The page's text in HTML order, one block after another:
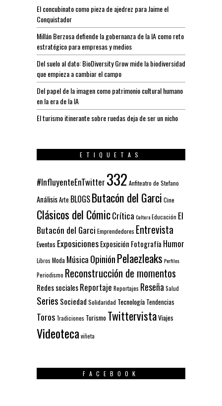
El concubinato como pieza de ajedrez para Jaime el
Conquistador
Millán Berzosa defiende la gobernanza de la IA como reto
estratégico para empresas y medios
Del suelo al dato: BioDiversity Grow mide la biodiversidad
que empieza a cambiar el campo
Del papel de la imagen como patrimonio cultural humano
en la era de la IA
El turismo itinerante sobre ruedas deja de ser un nicho
ETIQUETAS
#InfluyenteEnTwitter 332 Anfiteatro de Stefano
AnálisisArte BLOGSButacón del Garci Cine
Clásicos del CómicCrítica CulturaEducación El
Butacón del Garci Emprendedores Entrevista
Eventos ExposicionesExposición Fotografía Humor
Libros Moda Música OpiniónPelaezleaks Perfiles
Periodismo Reconstrucción de momentos
Redes socialesReportaje Reportajes Reseña Salud
Series Sociedad Solidaridad Tecnología Tendencias
Toros Tradiciones Turismo TwittervistaViajes
Videoteca viñeta
FACEBOOK